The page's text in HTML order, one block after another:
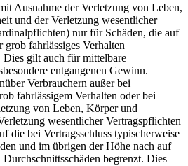
Ausnahme der Verletzung von Leben,
und der Verletzung wesentlicher
nur für Schäden, die auf
grob fahrlässiges Verhalten
gilt auch für mittelbare
entgangenen Gewinn.
Verbrauchern außer bei
fahrlässigem Verhalten oder bei
von Leben, Körper und
wesentlicher Vertragspflichten
die bei Vertragsschluss typischerweise
und im übrigen der Höhe nach auf
begrenzt. Dies